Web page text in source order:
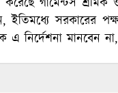
সরকারের
নির্দেশনা মানবেন